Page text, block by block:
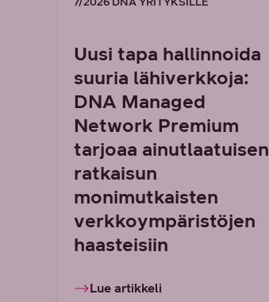
Uusi tapa hallinnoida
suuria lähiverkkoja:
DNA Managed
Network Premium
tarjoaa ainutlaatuisen
ratkaisun
monimutkaisten
verkkoympäristöjen
haasteisiin
Lue artikkeli